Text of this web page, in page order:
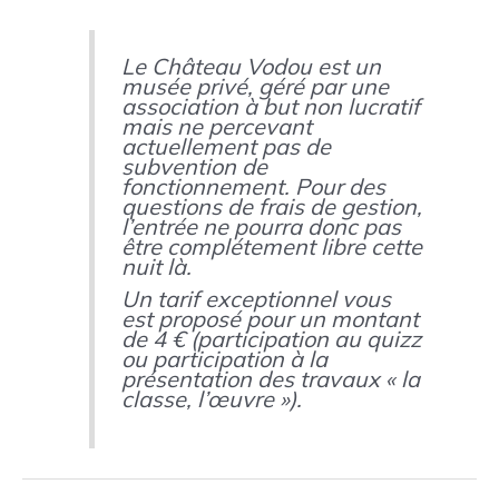
Le Château Vodou est un
musée privé, géré par une
association à but non lucratif
mais ne percevant
actuellement pas de
subvention de
fonctionnement. Pour des
questions de frais de gestion,
l’entrée ne pourra donc pas
être complétement libre cette
nuit là.
Un tarif exceptionnel vous
est proposé pour un montant
de 4 € (participation au quizz
ou participation à la
présentation des travaux « la
classe, l’œuvre »).